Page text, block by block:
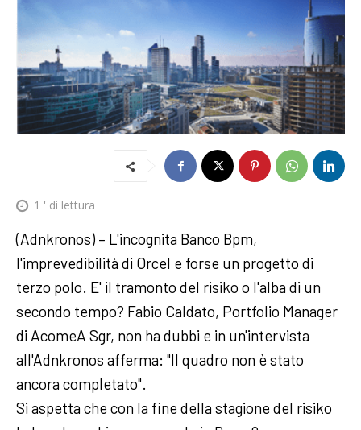
1 ' di lettura
(Adnkronos) – L'incognita Banco Bpm,
l'imprevedibilità di Orcel e forse un progetto di
terzo polo. E' il tramonto del risiko o l'alba di un
secondo tempo? Fabio Caldato, Portfolio Manager
di AcomeA Sgr, non ha dubbi e in un'intervista
all'Adnkronos afferma: "Il quadro non è stato
ancora completato".
Si aspetta che con la fine della stagione del risiko